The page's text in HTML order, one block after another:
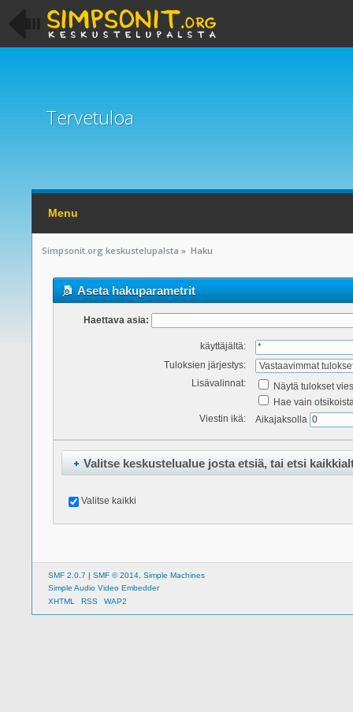
Tervetuloa
Menu
Simpsonit.org keskustelupalsta » Haku
Aseta hakuparametrit
Haettava asia:
käyttäjältä:
Tuloksien järjestys:
Lisävalinnat:
Näytä tulokset
Hae vain
Viestin ikä:
Aikajaksolla
Valitse keskustelualue josta etsiä, tai etsi
Valitse kaikki
SMF 2.0.7 | SMF © 2014 Simple Machines
Simple Audio Video Embedder
XHTML
RSS WAP2